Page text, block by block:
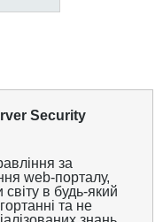
Security
за
web-порталу,
світу в будь-який
та не